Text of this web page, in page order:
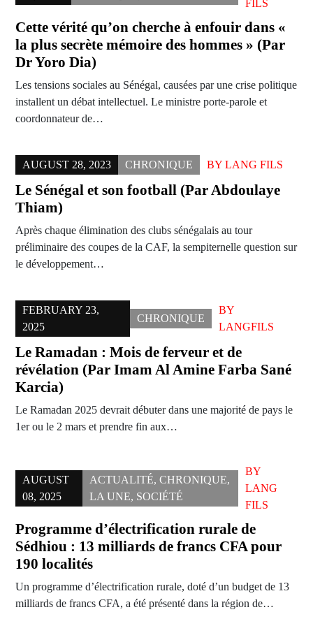
FILS
Cette vérité qu’on cherche à enfouir dans «
la plus secrète mémoire des hommes » (Par
Dr Yoro Dia)
Les tensions sociales au Sénégal, causées par une crise politique
installent un débat intellectuel. Le ministre porte-parole et
coordonnateur de…
AUGUST 28, 2023 CHRONIQUE BY LANG FILS
Le Sénégal et son football (Par Abdoulaye
Thiam)
Après chaque élimination des clubs sénégalais au tour
préliminaire des coupes de la CAF, la sempiternelle question sur
le développement…
FEBRUARY 23,
2025
CHRONIQUE
BY
LANGFILS
Le Ramadan : Mois de ferveur et de
révélation (Par Imam Al Amine Farba Sané
Karcia)
Le Ramadan 2025 devrait débuter dans une majorité de pays le
1er ou le 2 mars et prendre fin aux…
AUGUST
08, 2025
ACTUALITÉ, CHRONIQUE,
LA UNE, SOCIÉTÉ
BY
LANG
FILS
Programme d’électrification rurale de
Sédhiou : 13 milliards de francs CFA pour
190 localités
Un programme d’électrification rurale, doté d’un budget de 13
milliards de francs CFA, a été présenté dans la région de…